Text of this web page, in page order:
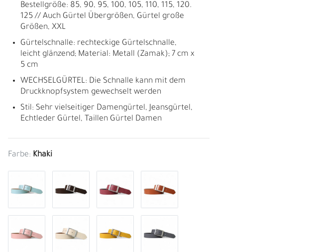
R
Bestellgröße: 85, 90, 95, 100, 105, 110, 115, 120.
125 // Auch Gürtel Übergrößen, Gürtel große
Größen, XXL
Gürtelschnalle: rechteckige Gürtelschnalle,
leicht glänzend; Material: Metall (Zamak); 7 cm x
5 cm
WECHSELGÜRTEL: Die Schnalle kann mit dem
Druckknopfsystem gewechselt werden
Stil: Sehr vielseitiger Damengürtel, Jeansgürtel,
Echtleder Gürtel, Taillen Gürtel Damen
Farbe: Khaki